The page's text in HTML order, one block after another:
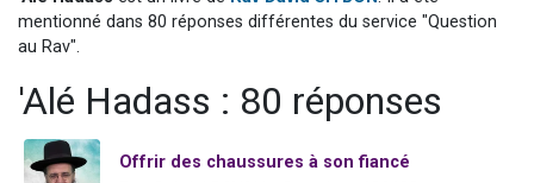
Il reste 49 places pour étudier en groupe sur Zoom
mentionné dans 80 réponses différentes du service "Question
au Rav".
'Alé Hadass : 80 réponses
Offrir des chaussures à son fiancé